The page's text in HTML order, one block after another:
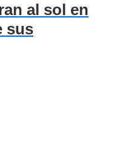
al sol en
sus